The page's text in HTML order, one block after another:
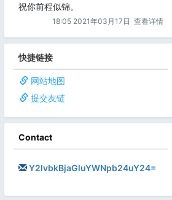
祝你前程似锦。
18:05 2021年03月17日 查看详情
快捷链接
网站地图
提交友链
Contact
Y2lvbkBjaGluYWNpb24uY24=